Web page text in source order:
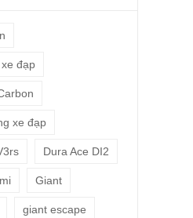
đạp
xe đạp
Dura Ace DI2
Giant
giant escape